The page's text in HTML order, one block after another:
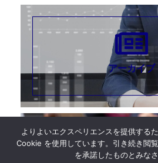
アーカイブ
よりよいエクスペリエンスを提供する
Cookie を使用しています。引き続き閲
を承諾したものとみなさ